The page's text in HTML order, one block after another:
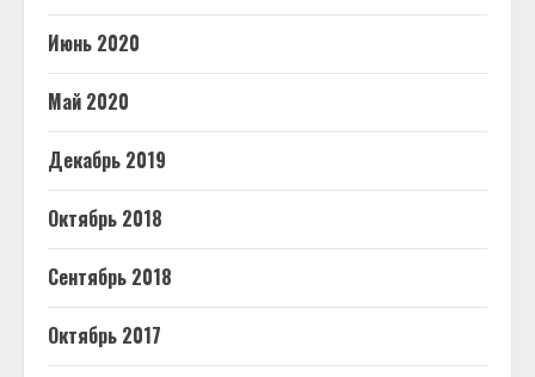
Июнь 2020
Май 2020
Декабрь 2019
Октябрь 2018
Сентябрь 2018
Октябрь 2017